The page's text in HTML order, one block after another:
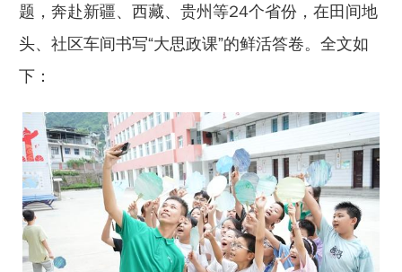
题，奔赴新疆、西藏、贵州等24个省份，在田间地
头、社区车间书写“大思政课”的鲜活答卷。全文如
下：